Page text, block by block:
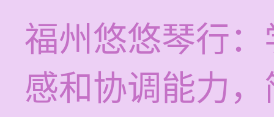
福州悠悠琴行
感和协调能力